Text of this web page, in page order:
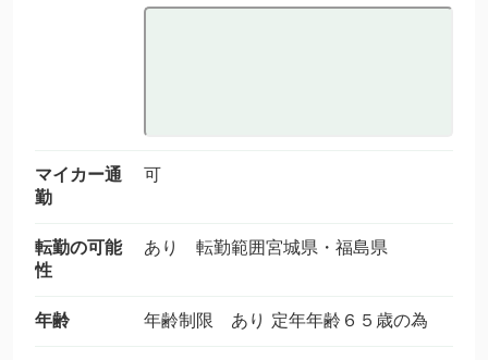
マイカー通
勤
可
転勤の可能
性
あり 転勤範囲宮城県・福島県
年齢 年齢制限 あり 定年年齢６５歳の為